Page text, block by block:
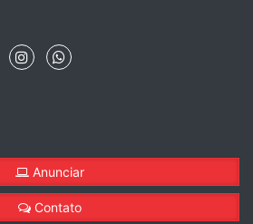
Anunciar
Contato